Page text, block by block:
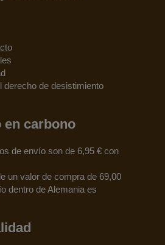
derecho de desistimiento
en carbono
de envío son de 6,95 € con
un valor de compra de 69,00
dentro de Alemania es